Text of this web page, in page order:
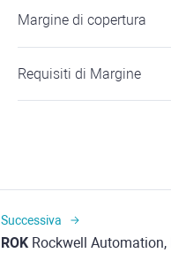
Margine di copertura
Requisiti di Margine
Successiva
ROK Rockwell Automation,